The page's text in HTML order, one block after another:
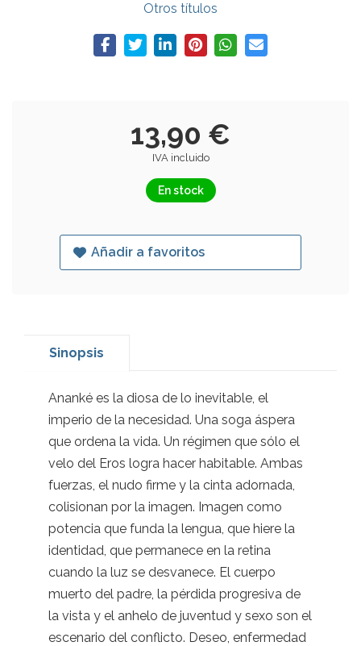
Otros títulos
13,90 €
IVA incluido
En stock
Añadir a favoritos
Sinopsis
Ananké es la diosa de lo inevitable, el
imperio de la necesidad. Una soga áspera
que ordena la vida. Un régimen que sólo el
velo del Eros logra hacer habitable. Ambas
fuerzas, el nudo firme y la cinta adornada,
colisionan por la imagen. Imagen como
potencia que funda la lengua, que hiere la
identidad, que permanece en la retina
cuando la luz se desvanece. El cuerpo
muerto del padre, la pérdida progresiva de
la vista y el anhelo de juventud y sexo son el
escenario del conflicto. Deseo, enfermedad